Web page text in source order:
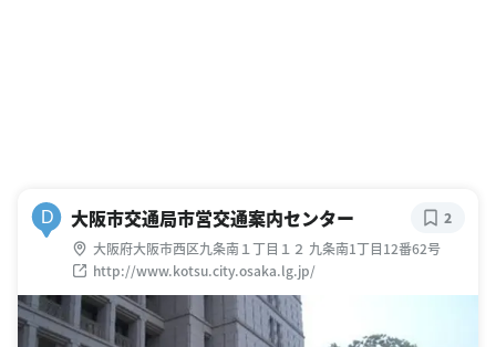
D 大阪市交通局市営交通案内センター
大阪府大阪市西区九条南１丁目１２ 九条南1丁目12番62号
http://www.kotsu.city.osaka.lg.jp/
2